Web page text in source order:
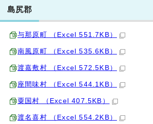
島尻郡
与那原町 （Excel 551.7KB）
南風原町 （Excel 535.6KB）
渡嘉敷村 （Excel 572.5KB）
座間味村 （Excel 544.1KB）
粟国村 （Excel 407.5KB）
渡名喜村 （Excel 554.2KB）